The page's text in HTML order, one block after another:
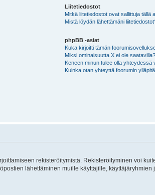
Liitetiedostot
Mitkä liitetiedostot ovat sallittuja tällä
Mistä löydän lähettämäni
phpBB -asiat
Kuka kirjoitti tämän
Miksi ominaisuutta X ei ole saatavilla?
Keneen minun tulee olla
Kuinka otan yhteyttä foorumin
rekisteröitymistä. Rekisteröityminen voi
lähettäminen muille käyttäjille,